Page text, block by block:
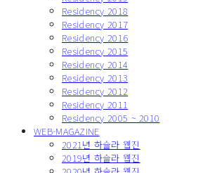
Residency 2018
Residency 2017
Residency 2016
Residency 2015
Residency 2014
Residency 2013
Residency 2012
Residency 2011
Residency 2005 ~ 2010
WEB-MAGAZINE
2021년 하슬라 웹진
2019년 하슬라 웹진